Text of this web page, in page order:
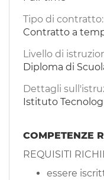
Tipo di contratto:
Contratto a
Livello di
Diploma di
Dettagli
Istituto
COMPETENZE
REQUISITI
essere